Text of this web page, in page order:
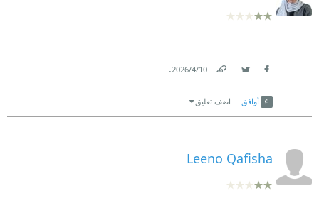
10‏/4‏/2026
.
أوافق اضف تعليق
Leeno Qafisha